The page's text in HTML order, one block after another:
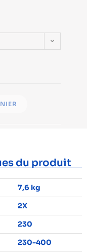
du produit
7,6 kg
2X
230
230-400